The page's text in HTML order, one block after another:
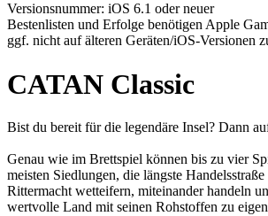
Versionsnummer: iOS 6.1 oder neuer
Bestenlisten und Erfolge benötigen Apple
ggf. nicht auf älteren Geräten/iOS-Versionen
CATAN Classic
Bist du bereit für die legendäre Insel? Dann
Genau wie im Brettspiel können bis zu vier
meisten Siedlungen, die längste
Rittermacht wetteifern, miteinander handeln
wertvolle Land mit seinen Rohstoffen zu